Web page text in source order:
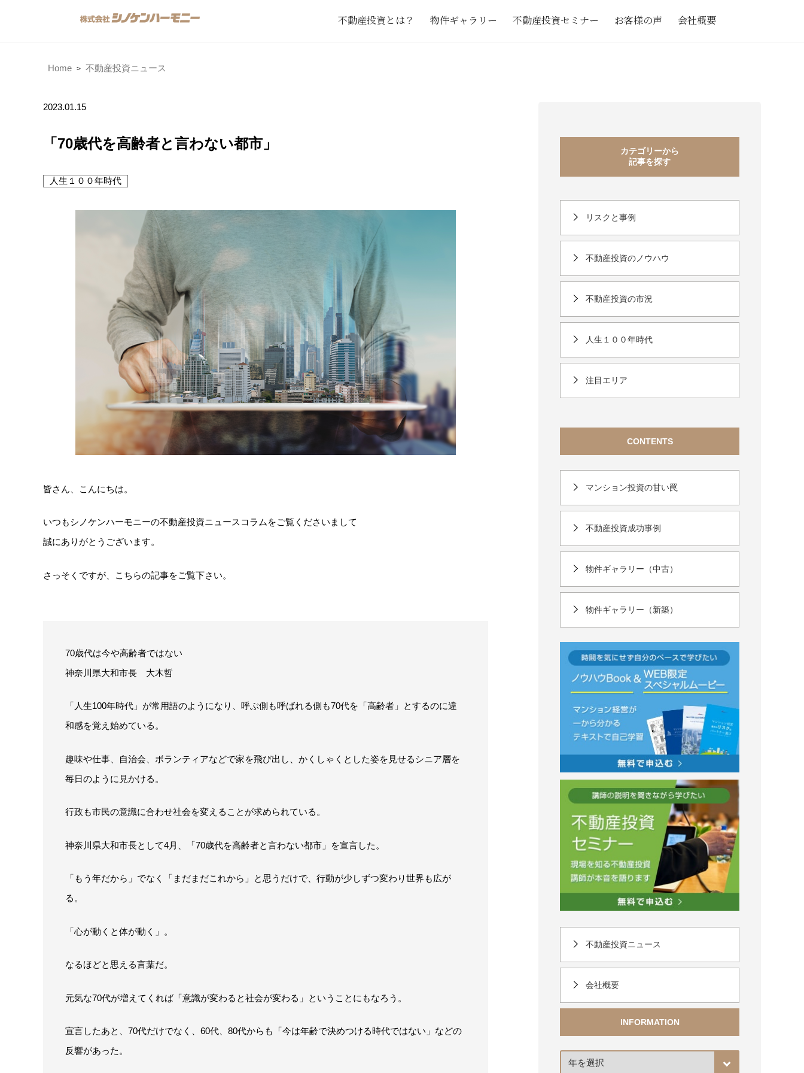
不動産投資とは？ 物件ギャラリー 不動産投資セミナー お客様の声 会社概要
Home 不動産投資ニュース
2023.01.15
「70歳代を高齢者と言わない都市」
人生１００年時代
皆さん、こんにちは。
いつもシノケンハーモニーの不動産投資ニュースコラムをご覧くださいまして
誠にありがとうございます。
さっそくですが、こちらの記事をご覧下さい。
70歳代は今や高齢者ではない
神奈川県大和市長 大木哲
「人生100年時代」が常用語のようになり、呼ぶ側も呼ばれる側も70代を「高齢者」とするのに違
和感を覚え始めている。
趣味や仕事、自治会、ボランティアなどで家を飛び出し、かくしゃくとした姿を見せるシニア層を
毎日のように見かける。
行政も市民の意識に合わせ社会を変えることが求められている。
神奈川県大和市長として4月、「70歳代を高齢者と言わない都市」を宣言した。
「もう年だから」でなく「まだまだこれから」と思うだけで、行動が少しずつ変わり世界も広が
る。
「心が動くと体が動く」。
なるほどと思える言葉だ。
元気な70代が増えてくれば「意識が変わると社会が変わる」ということにもなろう。
宣言したあと、70代だけでなく、60代、80代からも「今は年齢で決めつける時代ではない」などの
反響があった。
カテゴリーから
記事を探す
リスクと事例
不動産投資のノウハウ
不動産投資の市況
人生１００年時代
注目エリア
CONTENTS
マンション投資の甘い罠
不動産投資成功事例
物件ギャラリー（中古）
物件ギャラリー（新築）
不動産投資ニュース
会社概要
INFORMATION
ア